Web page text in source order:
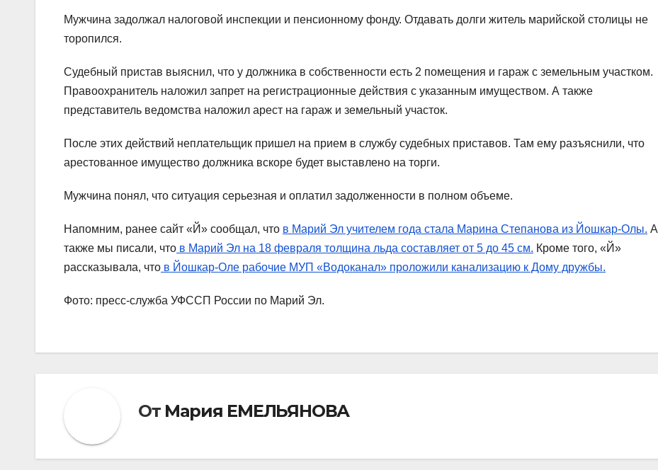
Мужчина задолжал налоговой инспекции и пенсионному фонду. Отдавать долги житель марийской столицы не
торопился.
Судебный пристав выяснил, что у должника в собственности есть 2 помещения и гараж с земельным участком.
Правоохранитель наложил запрет на регистрационные действия с указанным имуществом. А также
представитель ведомства наложил арест на гараж и земельный участок.
После этих действий неплательщик пришел на прием в службу судебных приставов. Там ему разъяснили, что
арестованное имущество должника вскоре будет выставлено на торги.
Мужчина понял, что ситуация серьезная и оплатил задолженности в полном объеме.
Напомним, ранее сайт «Й» сообщал, что в Марий Эл учителем года стала Марина Степанова из Йошкар-Олы. А
также мы писали, что в Марий Эл на 18 февраля толщина льда составляет от 5 до 45 см. Кроме того, «Й»
рассказывала, что в Йошкар-Оле рабочие МУП «Водоканал» проложили канализацию к Дому дружбы.
Фото: пресс-служба УФССП России по Марий Эл.
От Мария ЕМЕЛЬЯНОВА